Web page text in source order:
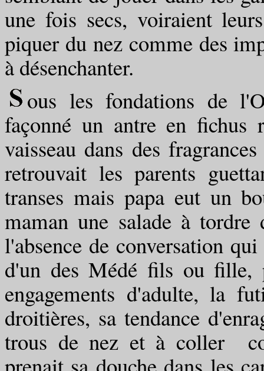
une fois secs, voiraient
piquer du nez comme des
à désenchanter.
ous les fondations de
façonné un antre en fichus
vaisseau dans des
retrouvait les parents
transes mais papa eut un
maman une salade à tordre
l'absence de conversation
d'un des Médé fils ou fille,
engagements d'adulte, la
droitières, sa tendance
trous de nez et à coller